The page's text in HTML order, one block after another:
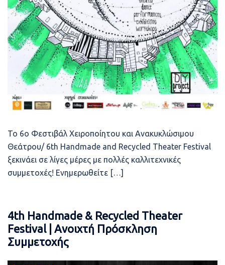
Το 6ο Φεστιβάλ Χειροποίητου και Ανακυκλώσιμου
Θεάτρου/ 6th Handmade and Recycled Theater Festival
ξεκινάει σε λίγες μέρες με πολλές καλλιτεχνικές
συμμετοχές! Ενημερωθείτε […]
4th Handmade & Recycled Theater
Festival | Ανοιχτή Πρόσκληση
Συμμετοχής